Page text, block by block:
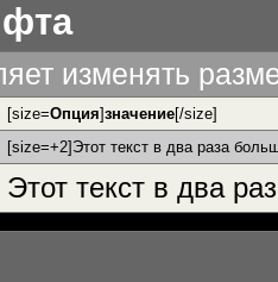
изменять
[size=Опция]значение[/size]
[size=+2]Этот текст в два раза
Этот текст в два